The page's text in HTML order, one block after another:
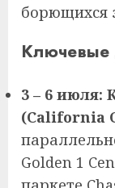
борющихся
Ключевые
3 – 6 июля:
(California
Golden 1